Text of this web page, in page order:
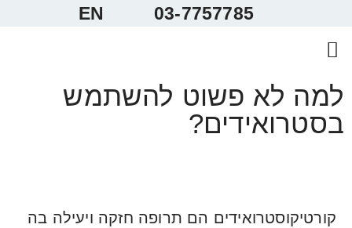
03-7757785
לא פשוט להשתמש
הם תרופה חזקה ויעילה בה